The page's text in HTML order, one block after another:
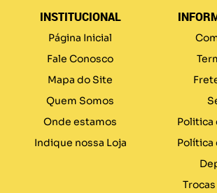
INSTITUCIONAL
Página Inicial
Fale Conosco
Mapa do Site
Quem Somos
Onde estamos
Indique nossa Loja
Politica
Política